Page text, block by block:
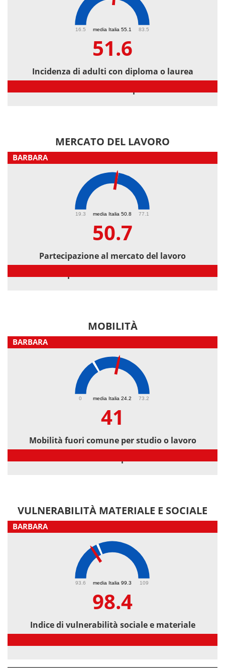
media Italia 55.1
16.5 83.5
51.6
Incidenza di adulti con diploma o laurea
MERCATO DEL LAVORO
BARBARA
media Italia 50.8
19.3 77.1
50.7
Partecipazione al mercato del lavoro
MOBILITÀ
BARBARA
media Italia 24.2
0 73.2
41
Mobilità fuori comune per studio o lavoro
VULNERABILITÀ MATERIALE E SOCIALE
BARBARA
media Italia 99.3
93.6 109
98.4
Indice di vulnerabilità sociale e materiale